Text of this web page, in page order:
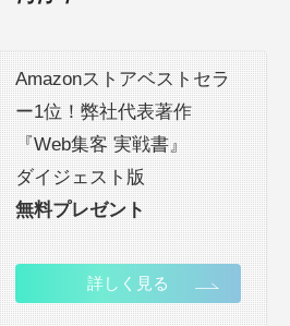
Amazonストアベストセラ
ー1位！弊社代表著作
『Web集客 実戦書』
ダイジェスト版
無料プレゼント
詳しく見る